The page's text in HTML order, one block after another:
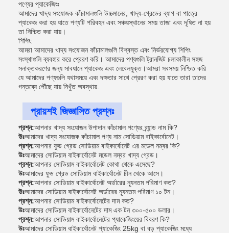
পণ্যের প্যাকেজিংঃ
আমাদের খাদ্য সংযোজক কাঁচামালগুলি উচ্চমানের, খাদ্য-গ্রেডের ব্যাগ বা পাত্রে
প্যাকেজ করা হয় যাতে পণ্যটি পরিবহন এবং সঞ্চয়স্থানের সময় তাজা এবং দূষিত না হয়
তা নিশ্চিত করা যায়।
শিপিং:
আমরা আমাদের খাদ্য সংযোজন কাঁচামালগুলি বিশ্বস্ত এবং নির্ভরযোগ্য শিপিং
সংস্থাগুলি ব্যবহার করে প্রেরণ করি। আমাদের পণ্যগুলি ট্রানজিট চলাকালীন সহজ
সনাক্তকরণের জন্য সাবধানে প্যাকেজ এবং লেবেলযুক্ত।আমরা সবসময় নিশ্চিত করি
যে আমাদের পণ্যগুলি যথাসময়ে এবং দক্ষতার সাথে প্রেরণ করা হয় যাতে তারা তাদের
গন্তব্যে পৌঁছে যায় নিখুঁত অবস্থায়.
প্রায়শই জিজ্ঞাসিত প্রশ্নঃ
প্রশ্ন:আপনার খাদ্য সংযোজন উপাদান কাঁচামাল পণ্যের ব্র্যান্ড নাম কি?
উঃআমাদের খাদ্য সংযোজক কাঁচামাল পণ্য নাম সোডিয়াম বাইকার্বোনেট।
প্রশ্ন:আপনার ফুড গ্রেড সোডিয়াম বাইকার্বোনেট এর মডেল নম্বর কি?
উঃআমাদের সোডিয়াম বাইকার্বোনেট মডেল নম্বর খাদ্য গ্রেড।
প্রশ্ন:আপনার সোডিয়াম বাইকার্বোনেট কোথা থেকে এসেছে?
উঃআমাদের ফুড গ্রেড সোডিয়াম বাইকার্বোনেট চীন থেকে আসে।
প্রশ্ন:আপনার সোডিয়াম বাইকার্বোনেট অর্ডারের ন্যূনতম পরিমাণ কত?
উঃআমাদের সোডিয়াম বাইকার্বোনেট অর্ডারের ন্যূনতম পরিমাণ ১০ টন।
প্রশ্ন:আপনার সোডিয়াম বাইকার্বোনেটের দাম কত?
উঃআমাদের সোডিয়াম বাইকার্বোনেটের দাম এক টন ৩০০-৫০০ ডলার।
প্রশ্ন:আপনার সোডিয়াম বাইকার্বোনেটের প্যাকেজিংয়ের বিবরণ কি?
উঃআমাদের সোডিয়াম বাইকার্বোনেট প্যাকেজিং 25kg বা বড় প্যাকেজিং মধ্যে